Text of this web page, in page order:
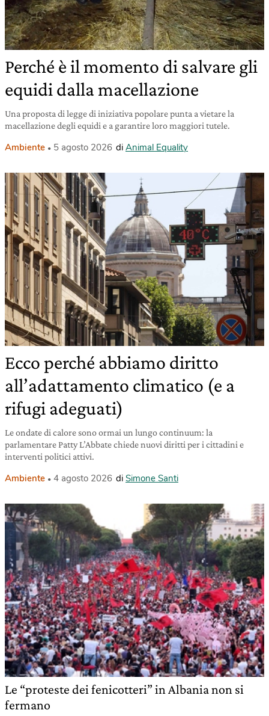
Perché è il momento di salvare gli
equidi dalla macellazione
Una proposta di legge di iniziativa popolare punta a vietare la
macellazione degli equidi e a garantire loro maggiori tutele.
Ambiente 5 agosto 2026 di Animal Equality
Ecco perché abbiamo diritto
all’adattamento climatico (e a
rifugi adeguati)
Le ondate di calore sono ormai un lungo continuum: la
parlamentare Patty L’Abbate chiede nuovi diritti per i cittadini e
interventi politici attivi.
Ambiente 4 agosto 2026 di Simone Santi
Le “proteste dei fenicotteri” in Albania non si
fermano